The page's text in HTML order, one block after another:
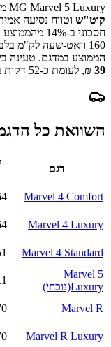
MG Marvel 5 Luxury
קוט"ש וטווח נסיעה
חסכוני ב-
14% מהממוצע בקרב הדגמים החשמליים שבהשוואה שלנו —
160 וואט-שעה לק"מ
הממוצע במדגם. טעינה
39
₪, לעומת כ-52 דקות
השוואת כל
דגם
Marvel 4 Comfort
Marvel 4 Luxury
Marvel 4 Standard
Marvel 5
Luxury(נוכחי)
Marvel R
Marvel R Luxury